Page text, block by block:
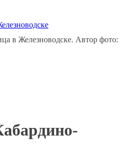
в Железноводске. Автор фото: